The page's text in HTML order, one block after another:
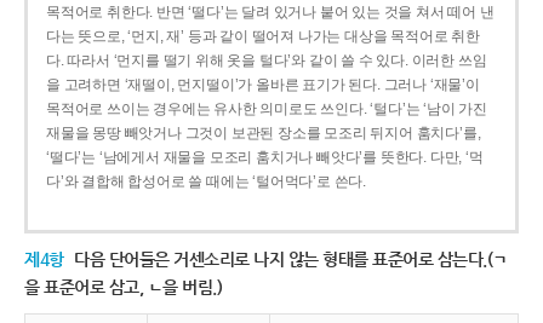
목적어로 취한다. 반면 ‘떨다’는 달려 있거나 붙어 있는 것을 쳐서 떼어 낸
다는 뜻으로, ‘먼지, 재’ 등과 같이 떨어져 나가는 대상을 목적어로 취한
다. 따라서 ‘먼지를 떨기 위해 옷을 털다’와 같이 쓸 수 있다. 이러한 쓰임
을 고려하면 ‘재떨이, 먼지떨이’가 올바른 표기가 된다. 그러나 ‘재물’이
목적어로 쓰이는 경우에는 유사한 의미로도 쓰인다. ‘털다’는 ‘남이 가진
재물을 몽땅 빼앗거나 그것이 보관된 장소를 모조리 뒤지어 훔치다’를,
‘떨다’는 ‘남에게서 재물을 모조리 훔치거나 빼앗다’를 뜻한다. 다만, ‘먹
다’와 결합해 합성어로 쓸 때에는 ‘털어먹다’로 쓴다.
제4항 다음 단어들은 거센소리로 나지 않는 형태를 표준어로 삼는다.(ㄱ
을 표준어로 삼고, ㄴ을 버림.)